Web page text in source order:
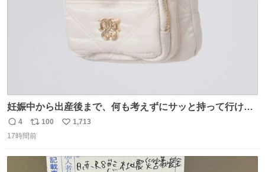
妊娠中から出産後まで、何も考えずにサッと持って行ける
ようなショルダーバッグが欲しいな〜と思っていたのだけ
ど snidelでめちゃくちゃピッタリなものを見つけたので買
🥹 しかもスマホ入れ独立してるしファスナーない！地味に
返
信
4
リ
ポ
100
い
数
1,713
17時間前